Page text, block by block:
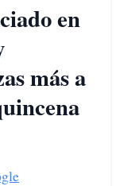
en
más a